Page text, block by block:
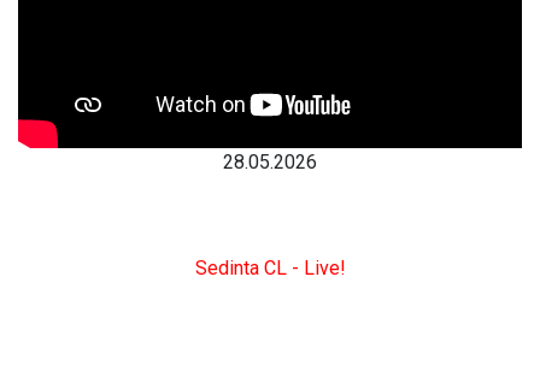
28.05.2026
Sedinta CL - Live!